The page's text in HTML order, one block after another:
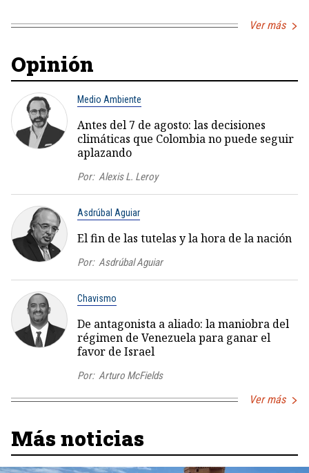
Ver más
Opinión
Medio Ambiente
Antes del 7 de agosto: las decisiones
climáticas que Colombia no puede seguir
aplazando
Por: Alexis L. Leroy
Asdrúbal Aguiar
El fin de las tutelas y la hora de la nación
Por: Asdrúbal Aguiar
Chavismo
De antagonista a aliado: la maniobra del
régimen de Venezuela para ganar el
favor de Israel
Por: Arturo McFields
Ver más
Más noticias